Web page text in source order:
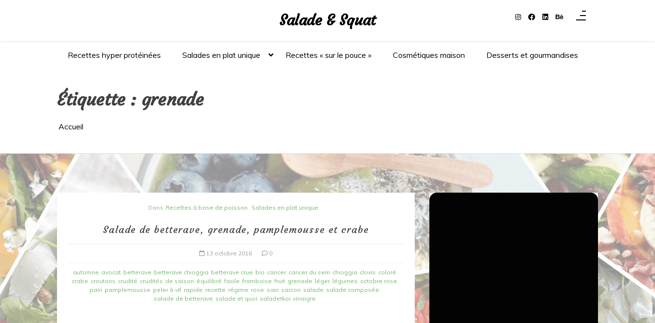
Salade & Squat
Recettes hyper protéinées Salades en plat unique Recettes « sur le pouce » Cosmétiques maison Desserts et gourmandises
Étiquette : grenade
Accueil
Dans Recettes à base de poisson Salades en plat unique
Salade de betterave, grenade, pamplemousse et crabe
13 octobre 2016 0
automne avocat betterave betterave chioggia betterave crue bio cancer cancer du sein chioggia clovis coloré
crabe croutons crudité crudités de saison équilibré facile framboise fruit grenade léger légumes octobre rose
pain pamplemousse peler à vif rapide recette régime rose sain saison salade salade composée
salade de betterave salade et quoi saladetkoi vinaigre